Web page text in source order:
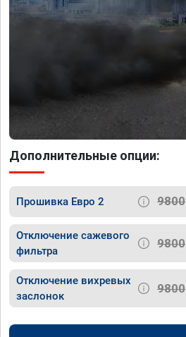
Дополнительные опции:
Прошивка Евро 2 9800
Отключение сажевого
фильтра
9800
Отключение вихревых
заслонок
9800